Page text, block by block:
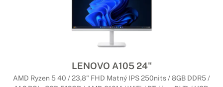
LENOVO A105 24"
AMD Ryzen 5 40 / 23,8" FHD Matný IPS 250nits / 8GB DDR5 /